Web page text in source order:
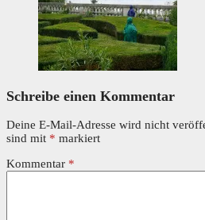
Schreibe einen Kommentar
Deine E-Mail-Adresse wird nicht
sind mit * markiert
Kommentar *